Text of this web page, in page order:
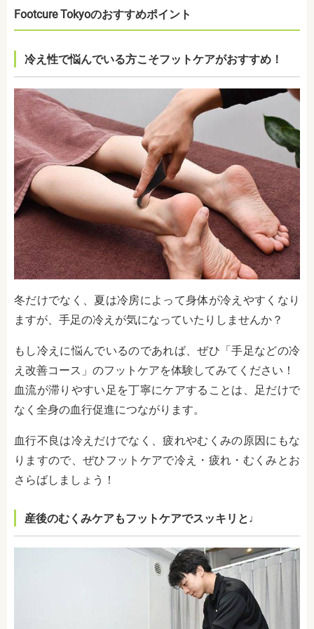
Footcure Tokyoのおすすめポイント
冷え性で悩んでいる方こそフットケアがおすすめ！
冬だけでなく、夏は冷房によって身体が冷えやすくなり
ますが、手足の冷えが気になっていたりしませんか？
もし冷えに悩んでいるのであれば、ぜひ「手足などの冷
え改善コース」のフットケアを体験してみてください！
血流が滞りやすい足を丁寧にケアすることは、足だけで
なく全身の血行促進につながります。
血行不良は冷えだけでなく、疲れやむくみの原因にもな
りますので、ぜひフットケアで冷え・疲れ・むくみとお
さらばしましょう！
産後のむくみケアもフットケアでスッキリと♩